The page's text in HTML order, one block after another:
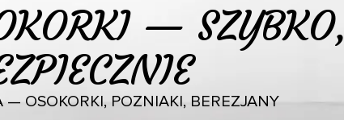
— SZYBKO,
OSOKORKI, POZNIAKI, BEREZJANY